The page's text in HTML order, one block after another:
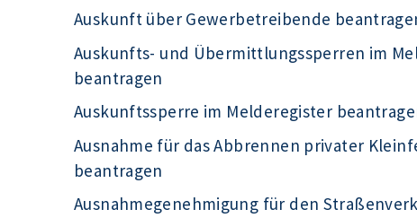
Auskunft über Gewerbetreibende
Auskunfts- und Übermittlungssperren im
beantragen
Auskunftssperre im Melderegister
Ausnahme für das Abbrennen privater
beantragen
Ausnahmegenehmigung für den